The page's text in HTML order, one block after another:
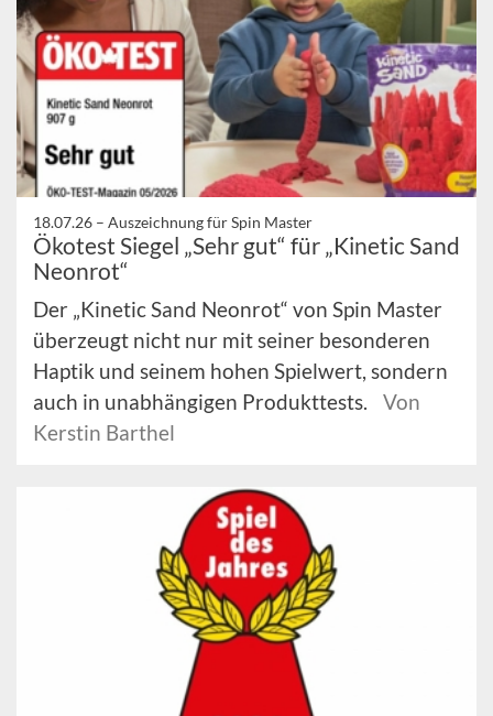
18.07.26 – Auszeichnung für Spin Master
Ökotest Siegel „Sehr gut“ für „Kinetic Sand
Neonrot“
Der „Kinetic Sand Neonrot“ von Spin Master
überzeugt nicht nur mit seiner besonderen
Haptik und seinem hohen Spielwert, sondern
auch in unabhängigen Produkttests.
Von
Kerstin Barthel